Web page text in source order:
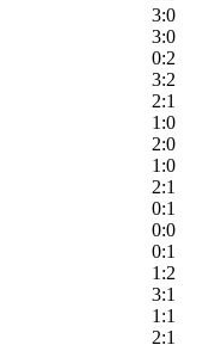
3:0
3:0
0:2
3:2
2:1
1:0
2:0
1:0
2:1
0:1
0:0
0:1
1:2
3:1
1:1
2:1